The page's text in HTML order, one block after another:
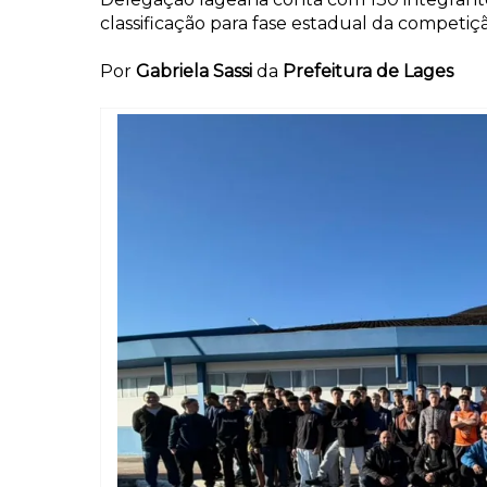
classificação para fase estadual da
Por Gabriela Sassi da Prefeitura de Lages